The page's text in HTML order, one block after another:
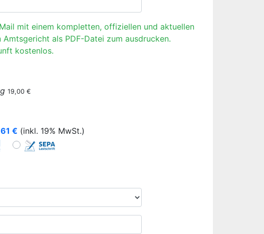
mit einem kompletten, offiziellen und aktuellen
als PDF-Datei zum ausdrucken.
kostenlos.
19,00 €
€ (inkl. 19% MwSt.)